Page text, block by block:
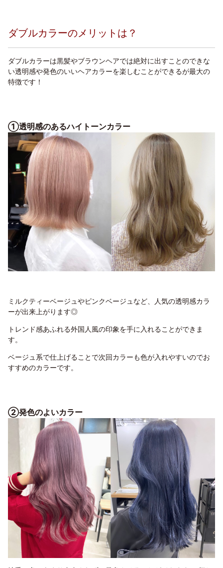
ダブルカラーのメリットは？
ダブルカラーは黒髪やブラウンヘアでは絶対に出すことのできな
い透明感や発色のいいヘアカラーを楽しむことができるが最大の
特徴です！
①透明感のあるハイトーンカラー
ミルクティーベージュやピンクベージュなど、人気の透明感カラ
ーが出来上がります◎
トレンド感あふれる外国人風の印象を手に入れることができま
す。
ベージュ系で仕上げることで次回カラーも色が入れやすいのでお
すすめのカラーです。
②発色のよいカラー